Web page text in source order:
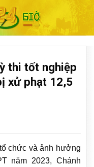
thi tốt nghiệp
xử phạt 12,5
chức và ảnh hưởng
năm 2023, Chánh